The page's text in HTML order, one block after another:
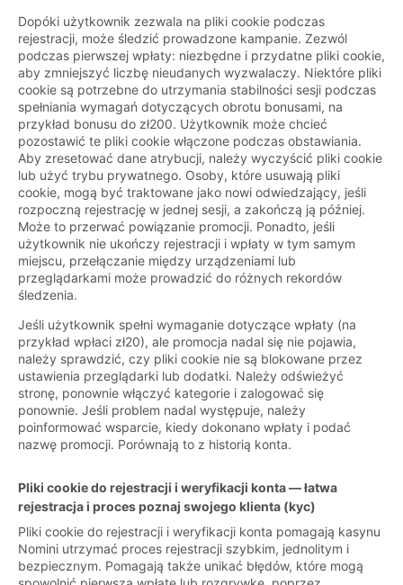
Dopóki użytkownik zezwala na pliki cookie podczas
rejestracji, może śledzić prowadzone kampanie. Zezwól
podczas pierwszej wpłaty: niezbędne i przydatne pliki cookie,
aby zmniejszyć liczbę nieudanych wyzwalaczy. Niektóre pliki
cookie są potrzebne do utrzymania stabilności sesji podczas
spełniania wymagań dotyczących obrotu bonusami, na
przykład bonusu do zł200. Użytkownik może chcieć
pozostawić te pliki cookie włączone podczas obstawiania.
Aby zresetować dane atrybucji, należy wyczyścić pliki cookie
lub użyć trybu prywatnego. Osoby, które usuwają pliki
cookie, mogą być traktowane jako nowi odwiedzający, jeśli
rozpoczną rejestrację w jednej sesji, a zakończą ją później.
Może to przerwać powiązanie promocji. Ponadto, jeśli
użytkownik nie ukończy rejestracji i wpłaty w tym samym
miejscu, przełączanie między urządzeniami lub
przeglądarkami może prowadzić do różnych rekordów
śledzenia.
Jeśli użytkownik spełni wymaganie dotyczące wpłaty (na
przykład wpłaci zł20), ale promocja nadal się nie pojawia,
należy sprawdzić, czy pliki cookie nie są blokowane przez
ustawienia przeglądarki lub dodatki. Należy odświeżyć
stronę, ponownie włączyć kategorie i zalogować się
ponownie. Jeśli problem nadal występuje, należy
poinformować wsparcie, kiedy dokonano wpłaty i podać
nazwę promocji. Porównają to z historią konta.
Pliki cookie do rejestracji i weryfikacji konta — łatwa
rejestracja i proces poznaj swojego klienta (kyc)
Pliki cookie do rejestracji i weryfikacji konta pomagają kasynu
Nomini utrzymać proces rejestracji szybkim, jednolitym i
bezpiecznym. Pomagają także unikać błędów, które mogą